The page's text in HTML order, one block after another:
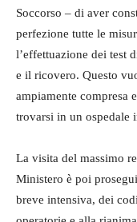
Soccorso – di aver
perfezione tutte le
l’effettuazione dei test
e il ricovero. Questo
ampiamente compresa
trovarsi in un ospedale
La visita del massimo
Ministero è poi
breve intensiva, dei